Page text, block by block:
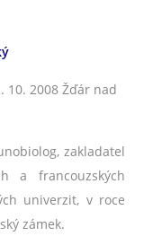
10. 2008 Žďár nad
zakladatel
a francouzských
univerzit, v roce
zámek.